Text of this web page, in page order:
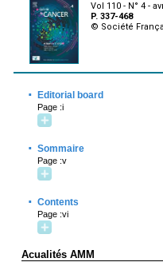
Vol 110 - N° 4 -
P. 337-468
© Société
· Editorial board
Page :i
· Sommaire
Page :v
· Contents
Page :vi
Acualités AMM